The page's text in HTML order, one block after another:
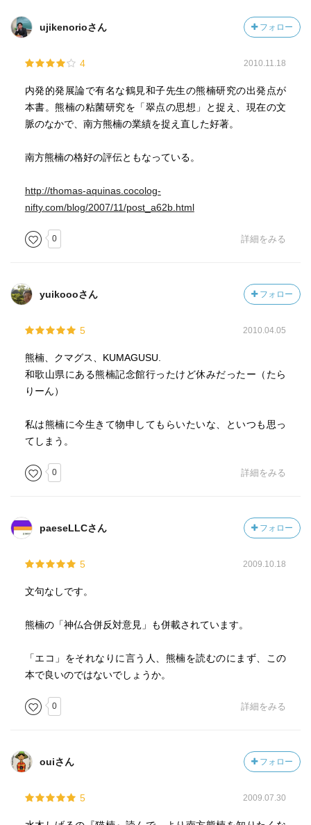
ujikenorioさん フォロー
4 2010.11.18
内発的発展論で有名な鶴見和子先生の熊楠研究の出発点が
本書。熊楠の粘菌研究を「翠点の思想」と捉え、現在の文
脈のなかで、南方熊楠の業績を捉え直した好著。
南方熊楠の格好の評伝ともなっている。
http://thomas-aquinas.cocolog-
nifty.com/blog/2007/11/post_a62b.html
0 詳細をみる
yuikoooさん フォロー
5 2010.04.05
熊楠、クマグス、KUMAGUSU.
和歌山県にある熊楠記念館行ったけど休みだったー（たら
りーん）
私は熊楠に今生きて物申してもらいたいな、といつも思っ
てしまう。
0 詳細をみる
paeseLLCさん フォロー
5 2009.10.18
文句なしです。
熊楠の「神仏合併反対意見」も併載されています。
「エコ」をそれなりに言う人、熊楠を読むのにまず、この
本で良いのではないでしょうか。
0 詳細をみる
ouiさん フォロー
5 2009.07.30